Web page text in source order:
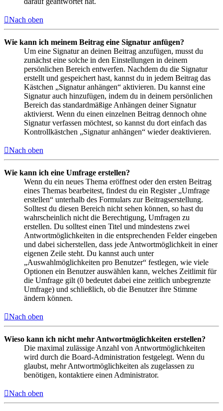
Nach oben
Wie kann ich meinem Beitrag eine Signatur anfügen?
Um eine Signatur an deinen Beitrag anzufügen, musst du
zunächst eine solche in den Einstellungen in deinem
persönlichen Bereich entwerfen. Nachdem du die Signatur
erstellt und gespeichert hast, kannst du in jedem Beitrag das
Kästchen „Signatur anhängen“ aktivieren. Du kannst eine
Signatur auch hinzufügen, indem du in deinem persönlichen
Bereich das standardmäßige Anhängen deiner Signatur
aktivierst. Wenn du einen einzelnen Beitrag dennoch ohne
Signatur verfassen möchtest, so kannst du dort einfach das
Kontrollkästchen „Signatur anhängen“ wieder deaktivieren.
Nach oben
Wie kann ich eine Umfrage erstellen?
Wenn du ein neues Thema eröffnest oder den ersten Beitrag
eines Themas bearbeitest, findest du ein Register „Umfrage
erstellen“ unterhalb des Formulars zur Beitragserstellung.
Solltest du diesen Bereich nicht sehen können, so hast du
wahrscheinlich nicht die Berechtigung, Umfragen zu
erstellen. Du solltest einen Titel und mindestens zwei
Antwortmöglichkeiten in die entsprechenden Felder eingeben
und dabei sicherstellen, dass jede Antwortmöglichkeit in einer
eigenen Zeile steht. Du kannst auch unter
„Auswahlmöglichkeiten pro Benutzer“ festlegen, wie viele
Optionen ein Benutzer auswählen kann, welches Zeitlimit für
die Umfrage gilt (0 bedeutet dabei eine zeitlich unbegrenzte
Umfrage) und schließlich, ob die Benutzer ihre Stimme
ändern können.
Nach oben
Wieso kann ich nicht mehr Antwortmöglichkeiten erstellen?
Die maximal zulässige Anzahl von Antwortmöglichkeiten
wird durch die Board-Administration festgelegt. Wenn du
glaubst, mehr Antwortmöglichkeiten als zugelassen zu
benötigen, kontaktiere einen Administrator.
Nach oben